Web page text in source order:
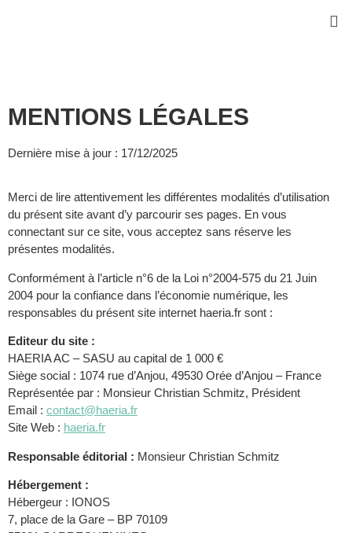
MENTIONS LÉGALES
Dernière mise à jour : 17/12/2025
Merci de lire attentivement les différentes modalités d’utilisation
du présent site avant d’y parcourir ses pages. En vous
connectant sur ce site, vous acceptez sans réserve les
présentes modalités.
Conformément à l’article n°6 de la Loi n°2004-575 du 21 Juin
2004 pour la confiance dans l’économie numérique, les
responsables du présent site internet haeria.fr sont :
Editeur du site :
HAERIA AC – SASU au capital de 1 000 €
Siège social : 1074 rue d’Anjou, 49530 Orée d’Anjou – France
Représentée par : Monsieur Christian Schmitz, Président
Email : contact@haeria.fr
Site Web : haeria.fr
Responsable éditorial : Monsieur Christian Schmitz
Hébergement :
Hébergeur : IONOS
7, place de la Gare – BP 70109